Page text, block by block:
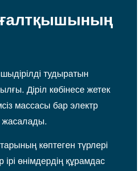
дірілді тудыратын
Діріл көбінесе жетек
массасы бар электр
жасалады.
көптеген түрлері
өнімдердің құрамдас